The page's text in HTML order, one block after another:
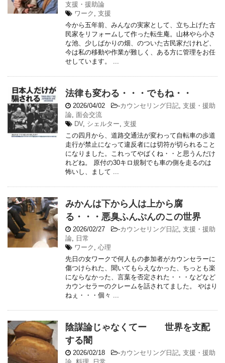
支援・援助論
ワーク , 支援
今から五年前、みんなの実家として、立ち上げた古
民家をリフォームして作った転生庵。山林やら小さ
な池、少しばかりの畑、のついた古民家だけれど、
今は私の移動や作業が難しく、ある方に管理をお任
せしています。 ...
法律も変わる・・・でもね・・
2026/04/02 -カウンセリング日記, 支援・援助
論, 面会交流
DV, シェルター, 支援
この四月から、道路交通法が変わって自転車の歩道
走行が禁止になって違反者には切符が切られること
になりました。これってやばくね・・と思うんだけ
れどね。 原付の30キロ規制でも車の側を走るのは
怖いし、まして ...
みかんは下から人は上から腐
る・・・悪臭ふんぷんのこの世界
2026/02/27 -カウンセリング日記, 支援・援助
論, 日常
ワーク , 心理
先日の女ワークで何人もの参加者がカウンセラーに
傷つけられた、聞いてもらえなかった、ちっとも楽
にならなかった、言葉を否定された・・・などなど
カウンセラーのクレームを話されてました。 やはり
ねぇ・・・個々 ...
陰謀論じゃなくてー 世界を支配
する闇
2026/02/18 -カウンセリング日記, 支援・援助